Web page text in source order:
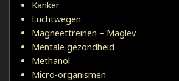
Kanker
Luchtwegen
Magneettreinen – Maglev
Mentale gezondheid
Methanol
Micro-organismen